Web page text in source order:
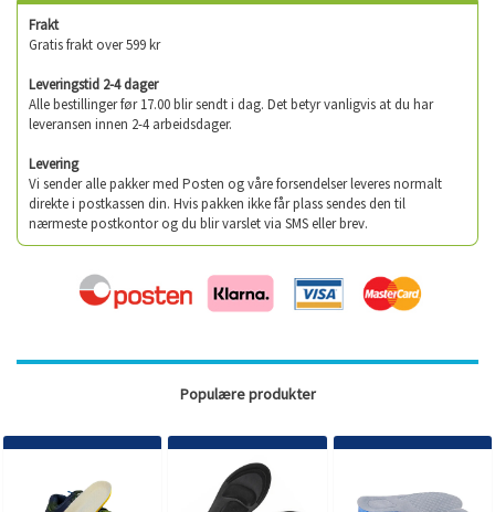
Frakt
Gratis frakt over 599 kr
Leveringstid 2-4 dager
Alle bestillinger før 17.00 blir sendt i dag. Det betyr vanligvis at du har
leveransen innen 2-4 arbeidsdager.
Levering
Vi sender alle pakker med Posten og våre forsendelser leveres normalt
direkte i postkassen din. Hvis pakken ikke får plass sendes den til
nærmeste postkontor og du blir varslet via SMS eller brev.
Populære produkter